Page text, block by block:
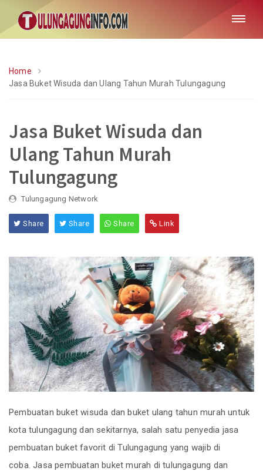
Home
Jasa Buket Wisuda dan Ulang Tahun Murah Tulungagung
Jasa Buket Wisuda dan
Ulang Tahun Murah
Tulungagung
Tulungagung Network
Share Share Share Link
Pembuatan buket wisuda dan buket ulang tahun murah untuk
kota tulungagung dan sekitarnya, salah satu penyedia jasa
pembuatan buket favorit di Tulungagung yang wajib di
coba. Jasa pembuatan buket murah di tulungagung dan